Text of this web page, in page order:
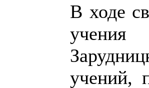
В ходе
учения
учений,